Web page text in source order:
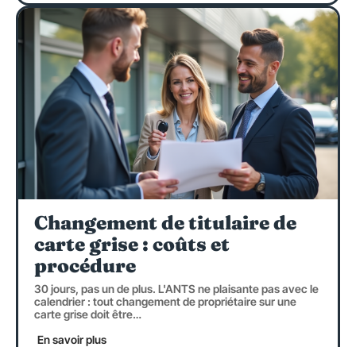
Changement de titulaire de
carte grise : coûts et
procédure
30 jours, pas un de plus. L'ANTS ne plaisante pas avec le
calendrier : tout changement de propriétaire sur une
carte grise doit être…
En savoir plus